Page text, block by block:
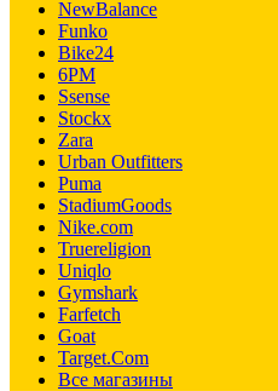
NewBalance
Funko
Bike24
6PM
Ssense
Stockx
Zara
Urban Outfitters
Puma
StadiumGoods
Nike.com
Truereligion
Uniqlo
Gymshark
Farfetch
Goat
Target.Com
Все магазины